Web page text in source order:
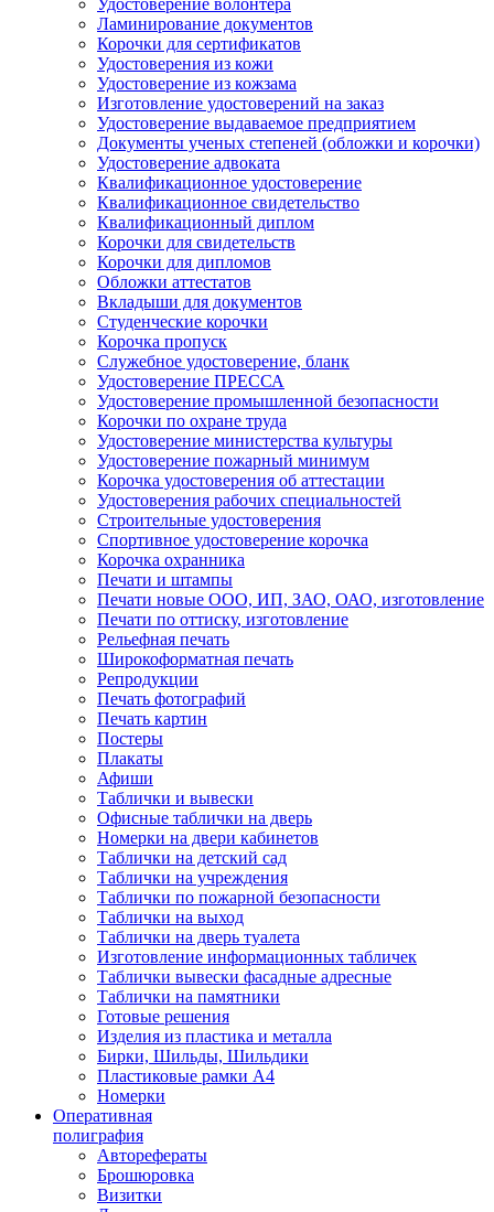
Удостоверение волонтёра
Ламинирование документов
Корочки для сертификатов
Удостоверения из кожи
Удостоверение из кожзама
Изготовление удостоверений на заказ
Удостоверение выдаваемое предприятием
Документы ученых степеней (обложки и корочки)
Удостоверение адвоката
Квалификационное удостоверение
Квалификационное свидетельство
Квалификационный диплом
Корочки для свидетельств
Корочки для дипломов
Обложки аттестатов
Вкладыши для документов
Студенческие корочки
Корочка пропуск
Служебное удостоверение, бланк
Удостоверение ПРЕССА
Удостоверение промышленной безопасности
Корочки по охране труда
Удостоверение министерства культуры
Удостоверение пожарный минимум
Корочка удостоверения об аттестации
Удостоверения рабочих специальностей
Строительные удостоверения
Спортивное удостоверение корочка
Корочка охранника
Печати и штампы
Печати новые ООО, ИП, ЗАО, ОАО, изготовление
Печати по оттиску, изготовление
Рельефная печать
Широкоформатная печать
Репродукции
Печать фотографий
Печать картин
Постеры
Плакаты
Афиши
Таблички и вывески
Офисные таблички на дверь
Номерки на двери кабинетов
Таблички на детский сад
Таблички на учреждения
Таблички по пожарной безопасности
Таблички на выход
Таблички на дверь туалета
Изготовление информационных табличек
Таблички вывески фасадные адресные
Таблички на памятники
Готовые решения
Изделия из пластика и металла
Бирки, Шильды, Шильдики
Пластиковые рамки А4
Номерки
Оперативная
полиграфия
Авторефераты
Брошюровка
Визитки